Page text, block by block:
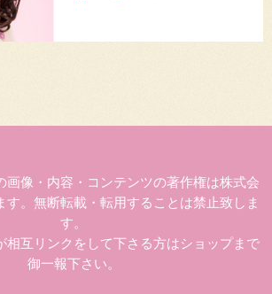
画像・内容・コンテンツの著作権は株式会
す。無断転載・転用することは禁止致しま
す。
相互リンクをして下さる方はショップまで
御一報下さい。